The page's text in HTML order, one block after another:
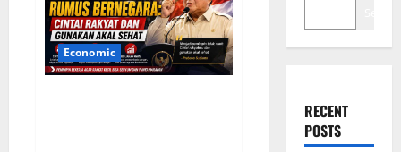
Economic
RECENT
POSTS